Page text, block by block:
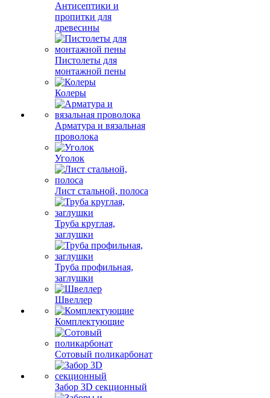
Антисептики и
пропитки для
древесины
Пистолеты для
монтажной пены
Колеры
Арматура и вязальная
проволока
Уголок
Лист стальной, полоса
Труба круглая,
заглушки
Труба профильная,
заглушки
Швеллер
Комплектующие
Сотовый поликарбонат
Забор 3D секционный